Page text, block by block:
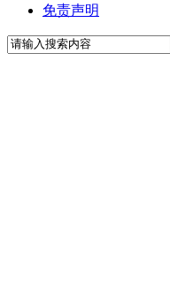
免责声明